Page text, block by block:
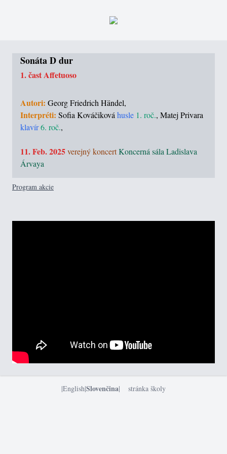
Sonáta D dur
1. čast Affetuoso
Autori: Georg Friedrich Händel,
Interpréti: Sofia Kováčiková husle 1. roč., Matej Privara
klavír6. roč.,
11. Feb. 2025verejný koncertKoncerná sála Ladislava
Árvaya
Program akcie
|English|Slovenčina| stránka školy